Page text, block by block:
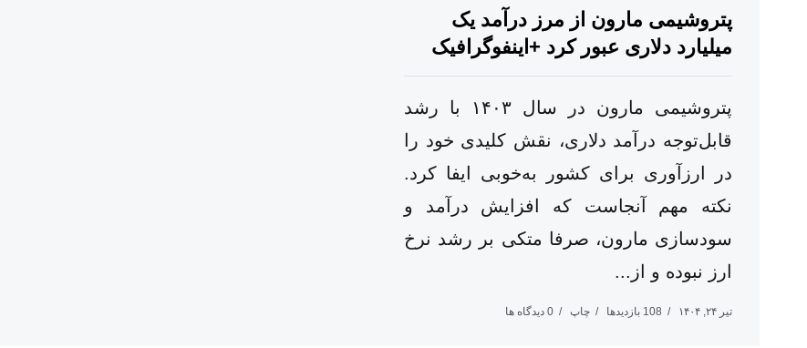
پتروشیمی مارون از مرز درآمد یک
میلیارد دلاری عبور کرد +اینفوگرافیک
پتروشیمی مارون در سال ۱۴۰۳ با رشد
قابل‌توجه درآمد دلاری، نقش کلیدی خود را
در ارزآوری برای کشور به‌خوبی ایفا کرد.
نکته مهم آنجاست که افزایش درآمد و
سودسازی مارون، صرفا متکی بر رشد نرخ
ارز نبوده و از...
تیر ۲۴, ۱۴۰۴ 108 بازدیدها چاپ 0 دیدگاه ها